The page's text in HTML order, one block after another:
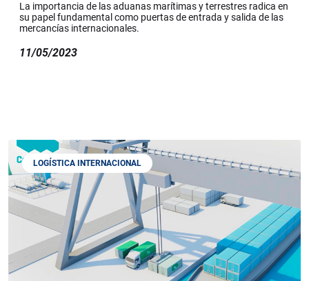
La importancia de las aduanas marítimas y terrestres radica en
su papel fundamental como puertas de entrada y salida de las
mercancías internacionales.
11/05/2023
LOGÍSTICA INTERNACIONAL